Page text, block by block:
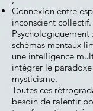
Connexion entre
inconscient collectif.
schémas mentaux
une intelligence
intégrer le
mysticisme.
Toutes ces
besoin de ralentir